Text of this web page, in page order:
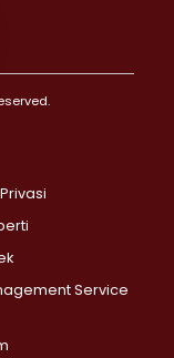
>
Service